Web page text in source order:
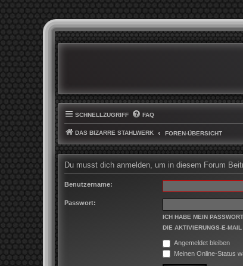
SCHNELLZUGRIFF FAQ
DAS BIZARRE STAHLWERK FOREN-ÜBERSICHT
Du musst dich anmelden, um in diesem Forum
Benutzername:
Passwort:
ICH HABE MEIN
DIE AKTIVIERUNGS-E-
Angemeldet bleiben
Meinen Online-Status